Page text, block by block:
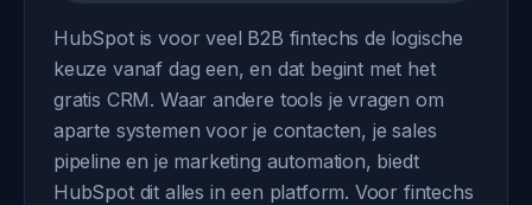
HubSpot is voor veel B2B fintechs de logische
keuze vanaf dag een, en dat begint met het
gratis CRM. Waar andere tools je vragen om
aparte systemen voor je contacten, je sales
pipeline en je marketing automation, biedt
HubSpot dit alles in een platform. Voor fintechs